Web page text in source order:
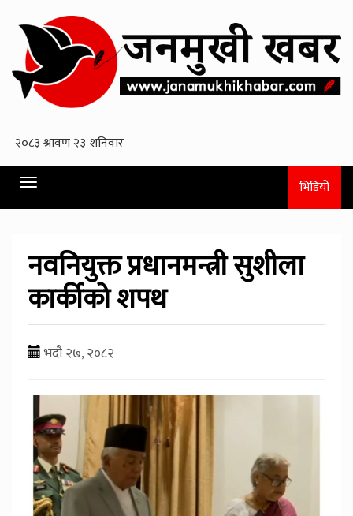
Toggle
navigation
भिडियो
नवनियुक्त प्रधानमन्त्री सुशीला
कार्कीको शपथ
भदौ २७, २०८२